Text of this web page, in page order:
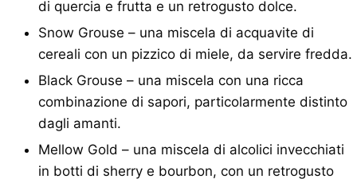
di quercia e frutta e un retrogusto dolce.
Snow Grouse – una miscela di acquavite di
cereali con un pizzico di miele, da servire fredda.
Black Grouse – una miscela con una ricca
combinazione di sapori, particolarmente distinto
dagli amanti.
Mellow Gold – una miscela di alcolici invecchiati
in botti di sherry e bourbon, con un retrogusto